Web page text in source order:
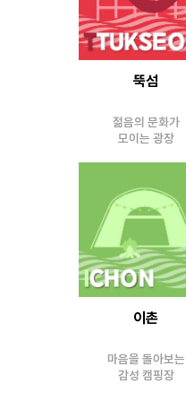
뚝섬
젊음의 문화가
모이는 광장
이촌
마음을 돌아보는
감성 캠핑장